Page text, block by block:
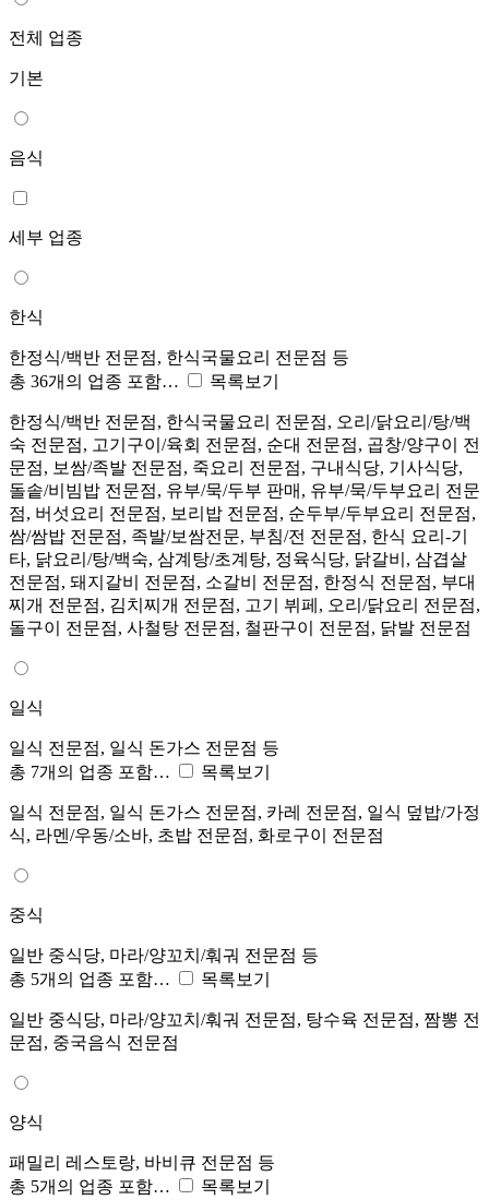
전체 업종
기본
음식
세부 업종
한식
한정식/백반 전문점, 한식국물요리 전문점 등
총 36개의 업종 포함…
목록보기
한정식/백반 전문점, 한식국물요리 전문점, 오리/닭요리/탕/백
숙 전문점, 고기구이/육회 전문점, 순대 전문점, 곱창/양구이 전
문점, 보쌈/족발 전문점, 죽요리 전문점, 구내식당, 기사식당,
돌솥/비빔밥 전문점, 유부/묵/두부 판매, 유부/묵/두부요리 전문
점, 버섯요리 전문점, 보리밥 전문점, 순두부/두부요리 전문점,
쌈/쌈밥 전문점, 족발/보쌈전문, 부침/전 전문점, 한식 요리-기
타, 닭요리/탕/백숙, 삼계탕/초계탕, 정육식당, 닭갈비, 삼겹살
전문점, 돼지갈비 전문점, 소갈비 전문점, 한정식 전문점, 부대
찌개 전문점, 김치찌개 전문점, 고기 뷔페, 오리/닭요리 전문점,
돌구이 전문점, 사철탕 전문점, 철판구이 전문점, 닭발 전문점
일식
일식 전문점, 일식 돈가스 전문점 등
총 7개의 업종 포함…
목록보기
일식 전문점, 일식 돈가스 전문점, 카레 전문점, 일식 덮밥/가정
식, 라멘/우동/소바, 초밥 전문점, 화로구이 전문점
중식
일반 중식당, 마라/양꼬치/훠궈 전문점 등
총 5개의 업종 포함…
목록보기
일반 중식당, 마라/양꼬치/훠궈 전문점, 탕수육 전문점, 짬뽕 전
문점, 중국음식 전문점
양식
패밀리 레스토랑, 바비큐 전문점 등
총 5개의 업종 포함…
목록보기